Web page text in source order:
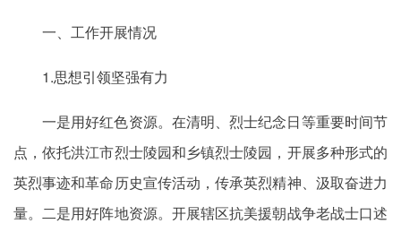
一、工作开展情况
1.思想引领坚强有力
一是用好红色资源。在清明、烈士纪念日等重要时间节
点，依托洪江市烈士陵园和乡镇烈士陵园，开展多种形式的
英烈事迹和革命历史宣传活动，传承英烈精神、汲取奋进力
量。二是用好阵地资源。开展辖区抗美援朝战争老战士口述